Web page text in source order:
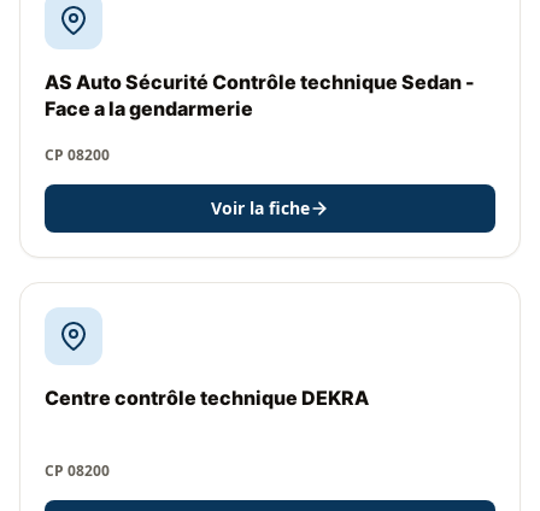
AS Auto Sécurité Contrôle technique Sedan -
Face a la gendarmerie
CP 08200
Voir la fiche
Centre contrôle technique DEKRA
CP 08200